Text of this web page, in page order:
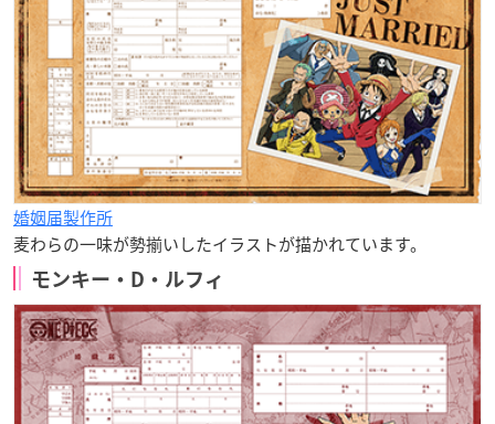
婚姻届製作所
麦わらの一味が勢揃いしたイラストが描かれています。
モンキー・D・ルフィ